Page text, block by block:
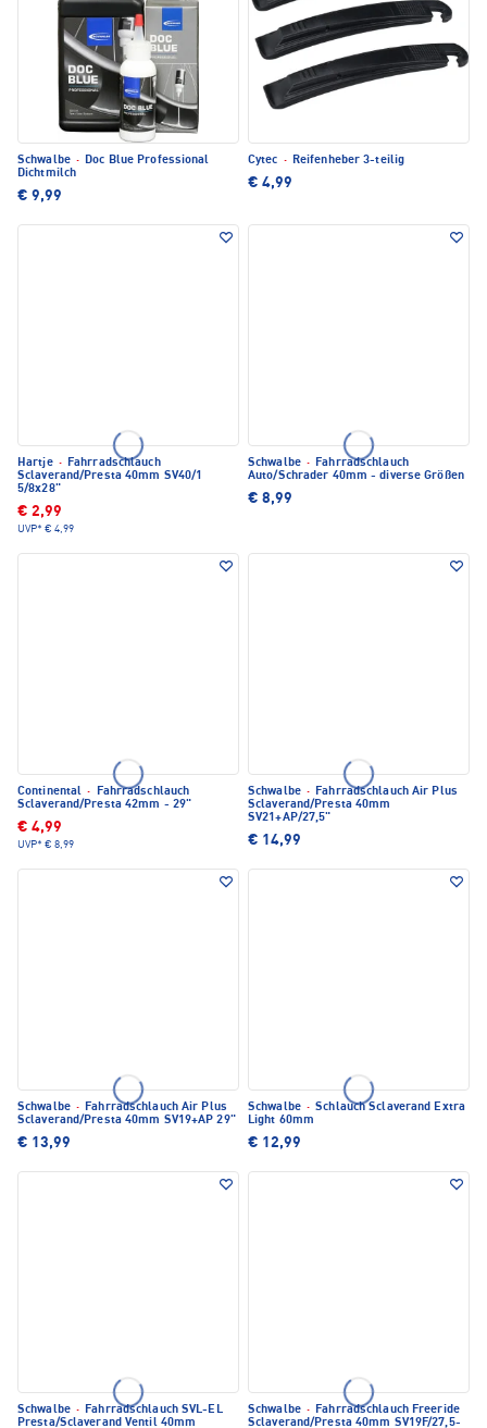
Schwalbe · Doc Blue Professional
Dichtmilch
€ 9,99
Cytec · Reifenheber 3-teilig
€ 4,99
Hartje · Fahrradschlauch
Sclaverand/Presta 40mm SV40/1
5/8x28"
€ 2,99
UVP* € 4,99
Schwalbe · Fahrradschlauch
Auto/Schrader 40mm - diverse Größen
€ 8,99
Continental ·
Fahrradschlauch
Sclaverand/Presta 42mm - 29"
€ 4,99
UVP* € 8,99
Schwalbe · Fahrradschlauch Air Plus
Sclaverand/Presta 40mm
SV21+AP/27,5"
€ 14,99
Schwalbe · Fahrradschlauch Air Plus
Sclaverand/Presta 40mm SV19+AP 29"
€ 13,99
Schwalbe · Schlauch Sclaverand Extra
Light 60mm
€ 12,99
Schwalbe · Fahrradschlauch SVL-EL
Presta/Sclaverand Ventil 40mm
Schwalbe · Fahrradschlauch Freeride
Sclaverand/Presta 40mm SV19F/27,5-